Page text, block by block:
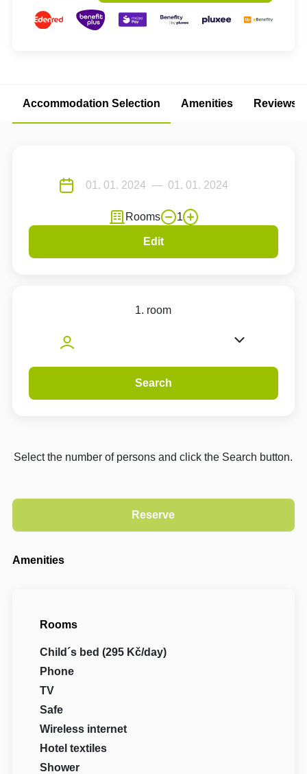
Accommodation Selection Amenities Reviews
Rooms 1
Edit
1. room
Search
Select the number of persons and click the Search button.
Amenities
Rooms
Child´s bed (295 Kč/day)
Phone
TV
Safe
Wireless internet
Hotel textiles
Shower